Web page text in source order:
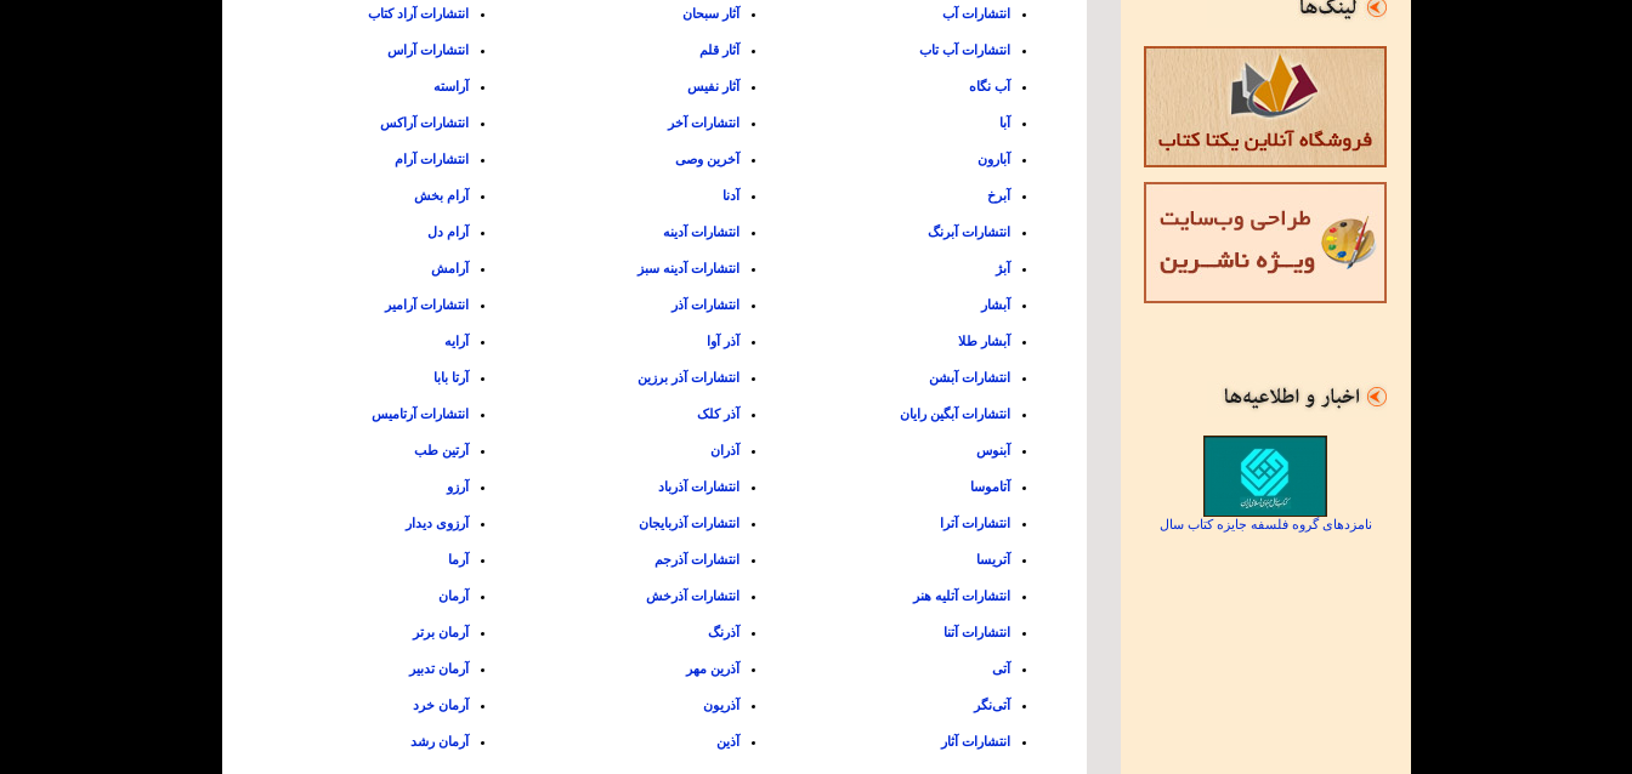
نامزدهای گروه فلسفه جایزه کتاب سال
انتشارات آب
انتشارات آب تاب
آب نگاه
آبا
آبارون
آبرخ
انتشارات آبرنگ
آبژ
آبشار
آبشار طلا
انتشارات آبشن
انتشارات آبگین رایان
آبنوس
آتاموسا
انتشارات آترا
آتریسا
انتشارات آتلیه هنر
انتشارات آتنا
آتی
آتی‌نگر
انتشارات آثار
آثار سبحان
آثار قلم
آثار نفیس
انتشارات آخر
آخرین وصی
آدنا
انتشارات آدینه
انتشارات آدینه سبز
انتشارات آذر
آذر آوا
انتشارات آذر برزین
آذر کلک
آذران
انتشارات آذرباد
انتشارات آذربایجان
انتشارات آذرجم
انتشارات آذرخش
آذرنگ
آذرین مهر
آذریون
آذین
انتشارات آراد کتاب
انتشارات آراس
آراسته
انتشارات آراکس
انتشارات آرام
آرام بخش
آرام دل
آرامش
انتشارات آرامیر
آرایه
آرتا بابا
انتشارات آرتامیس
آرتین طب
آرزو
آرزوی دیدار
آرما
آرمان
آرمان برتر
آرمان تدبیر
آرمان خرد
آرمان رشد